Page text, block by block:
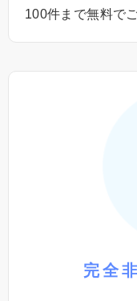
100件まで無料で
完全